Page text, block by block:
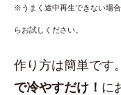
※うまく途中再生できない場
らお試しください。
作り方は簡単です。
で冷やすだけ！ に